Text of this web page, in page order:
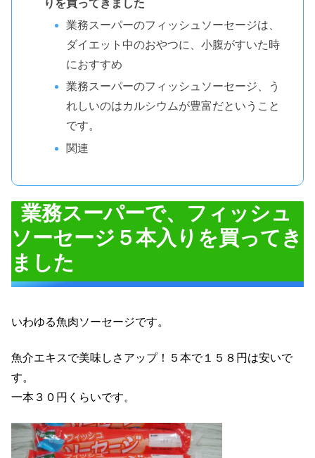
りを買ってきました
業務スーパーのフィッシュソーセージは、
ダイエット中のおやつに、小腹がすいた時
におすすめ
業務スーパーのフィッシュソーセージ、う
れしいのはカルシウムが豊富だということ
です。
関連
業務スーパーで、フィッシュ
ソーセージ５本入りを買ってき
ました
いわゆる魚肉ソーセージです。
魚介エキスで美味しさアップ！５本で１５８円は安いで
す。
一本３０円くらいです。